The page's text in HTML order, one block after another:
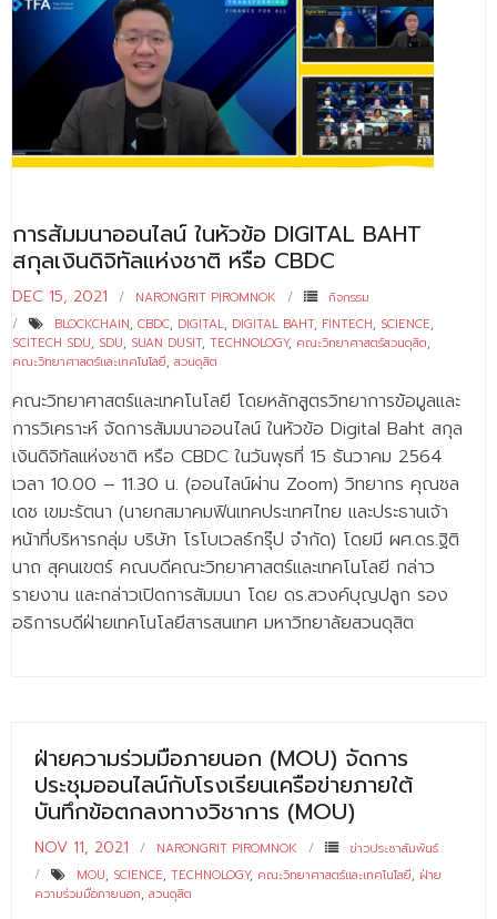
การสัมมนาออนไลน์ ในหัวข้อ DIGITAL BAHT
สกุลเงินดิจิทัลแห่งชาติ หรือ CBDC
DEC 15, 2021 NARONGRIT PIROMNOK
กิจกรรม
BLOCKCHAIN, CBDC, DIGITAL, DIGITAL BAHT, FINTECH, SCIENCE,
SCITECH SDU, SDU, SUAN DUSIT, TECHNOLOGY, คณะวิทยาศาสตร์สวนดุสิต,
คณะวิทยาศาสตร์และเทคโนโลยี, สวนดุสิต
คณะวิทยาศาสตร์และเทคโนโลยี โดยหลักสูตรวิทยาการข้อมูลและ
การวิเคราะห์ จัดการสัมมนาออนไลน์ ในหัวข้อ Digital Baht สกุล
เงินดิจิทัลแห่งชาติ หรือ CBDC ในวันพุธที่ 15 ธันวาคม 2564
เวลา 10.00 – 11.30 น. (ออนไลน์ผ่าน Zoom) วิทยากร คุณชล
เดช เขมะรัตนา (นายกสมาคมฟินเทคประเทศไทย และประธานเจ้า
หน้าที่บริหารกลุ่ม บริษัท โรโบเวลธ์กรุ๊ป จำกัด) โดยมี ผศ.ดร.ฐิติ
นาถ สุคนเขตร์ คณบดีคณะวิทยาศาสตร์และเทคโนโลยี กล่าว
รายงาน และกล่าวเปิดการสัมมนา โดย ดร.สวงค์บุญปลูก รอง
อธิการบดีฝ่ายเทคโนโลยีสารสนเทศ มหาวิทยาลัยสวนดุสิต
ฝ่ายความร่วมมือภายนอก (MOU) จัดการ
ประชุมออนไลน์กับโรงเรียนเครือข่ายภายใต้
บันทึกข้อตกลงทางวิชาการ (MOU)
NOV 11, 2021 NARONGRIT PIROMNOK
ข่าวประชาสัมพันธ์
MOU, SCIENCE, TECHNOLOGY, คณะวิทยาศาสตร์และเทคโนโลยี, ฝ่าย
ความร่วมมือภายนอก, สวนดุสิต